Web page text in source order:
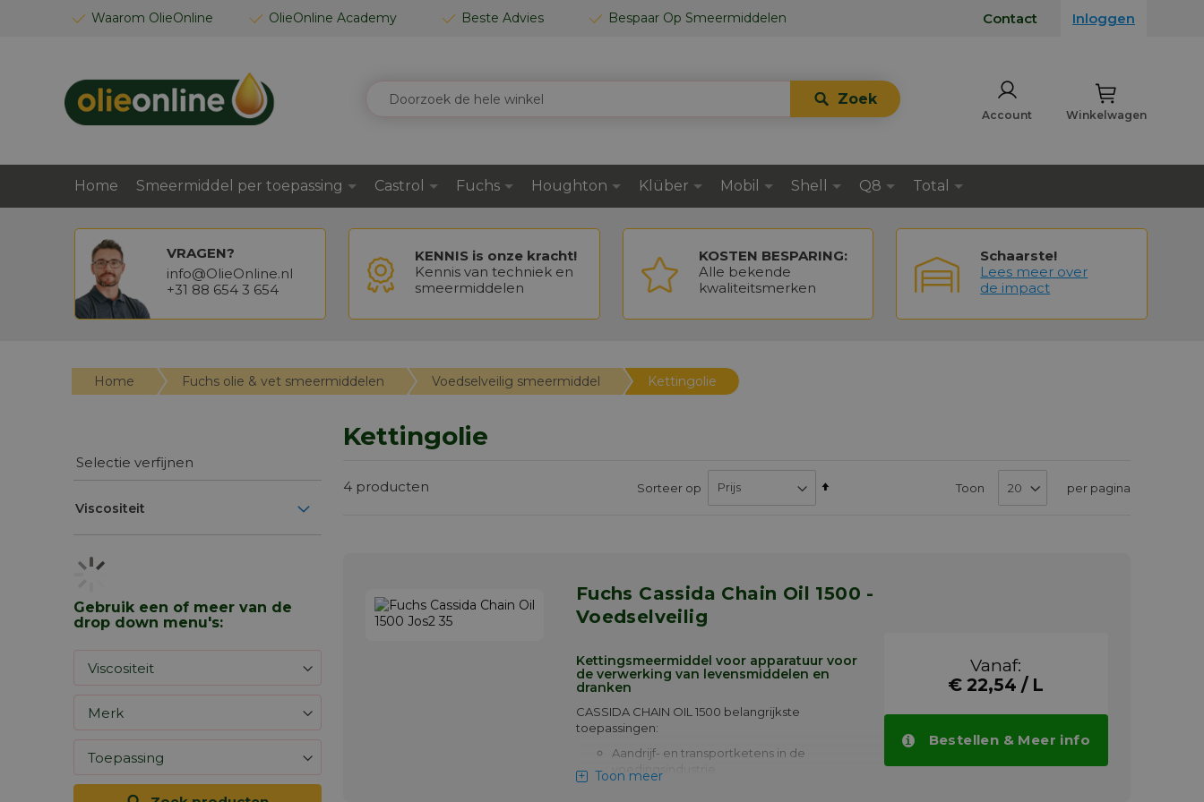
Waarom OlieOnline OlieOnline Academy Beste Advies Bespaar Op Smeermiddelen
GA
Contact Inloggen
Winkelwagen
ZOEK
Zoek
Account
Home Smeermiddel per toepassing Castrol Fuchs Houghton Klüber Mobil Shell Q8 Total
VRAGEN?
info@OlieOnline.nl
+31 88 654 3 654
KENNIS is onze kracht!
Kennis van techniek en
smeermiddelen
KOSTEN BESPARING:
Alle bekende
kwaliteitsmerken
Schaarste!
Lees meer over
de impact
Home Fuchs olie & vet smeermiddelen Voedselveilig smeermiddel Kettingolie
Kettingolie
4 producten Sorteer op
Van
Toon per pagina
Fuchs Cassida Chain Oil 1500 -
Voedselveilig
Kettingsmeermiddel voor apparatuur voor
de verwerking van levensmiddelen en
dranken
CASSIDA CHAIN OIL 1500 belangrijkste
toepassingen:
Aandrijf- en transportketens in de
Toon meer
Vanaf:
€ 22,54 / L
Bestellen & Meer info
Selectie verfijnen
Viscositeit
Gebruik een of meer van de
drop down menu's: